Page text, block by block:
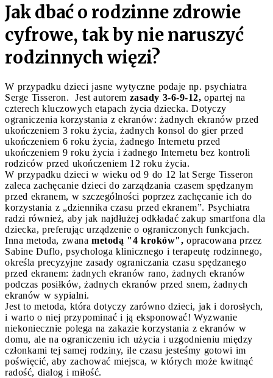
Jak dbać o rodzinne zdrowie
cyfrowe, tak by nie naruszyć
rodzinnych więzi?
W przypadku dzieci jasne wytyczne podaje np. psychiatra
Serge Tisseron. Jest autorem zasady 3-6-9-12, opartej na
czterech kluczowych etapach życia dziecka. Dotyczy
ograniczenia korzystania z ekranów: żadnych ekranów przed
ukończeniem 3 roku życia, żadnych konsol do gier przed
ukończeniem 6 roku życia, żadnego Internetu przed
ukończeniem 9 roku życia i żadnego Internetu bez kontroli
rodziców przed ukończeniem 12 roku życia.
W przypadku dzieci w wieku od 9 do 12 lat Serge Tisseron
zaleca zachęcanie dzieci do zarządzania czasem spędzanym
przed ekranem, w szczególności poprzez zachęcanie ich do
korzystania z „dziennika czasu przed ekranem”. Psychiatra
radzi również, aby jak najdłużej odkładać zakup smartfona dla
dziecka, preferując urządzenie o ograniczonych funkcjach.
Inna metoda, zwana metodą "4 kroków", opracowana przez
Sabine Duflo, psychologa klinicznego i terapeutę rodzinnego,
określa precyzyjne zasady ograniczania czasu spędzanego
przed ekranem: żadnych ekranów rano, żadnych ekranów
podczas posiłków, żadnych ekranów przed snem, żadnych
ekranów w sypialni.
Jest to metoda, która dotyczy zarówno dzieci, jak i dorosłych,
i warto o niej przypominać i ją eksponować! Wyzwanie
niekoniecznie polega na zakazie korzystania z ekranów w
domu, ale na ograniczeniu ich użycia i uzgodnieniu między
członkami tej samej rodziny, ile czasu jesteśmy gotowi im
poświęcić, aby zachować miejsca, w których może kwitnąć
radość, dialog i miłość.